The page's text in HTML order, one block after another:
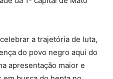
a trajetória de luta,
do povo negro aqui do
apresentação maior e